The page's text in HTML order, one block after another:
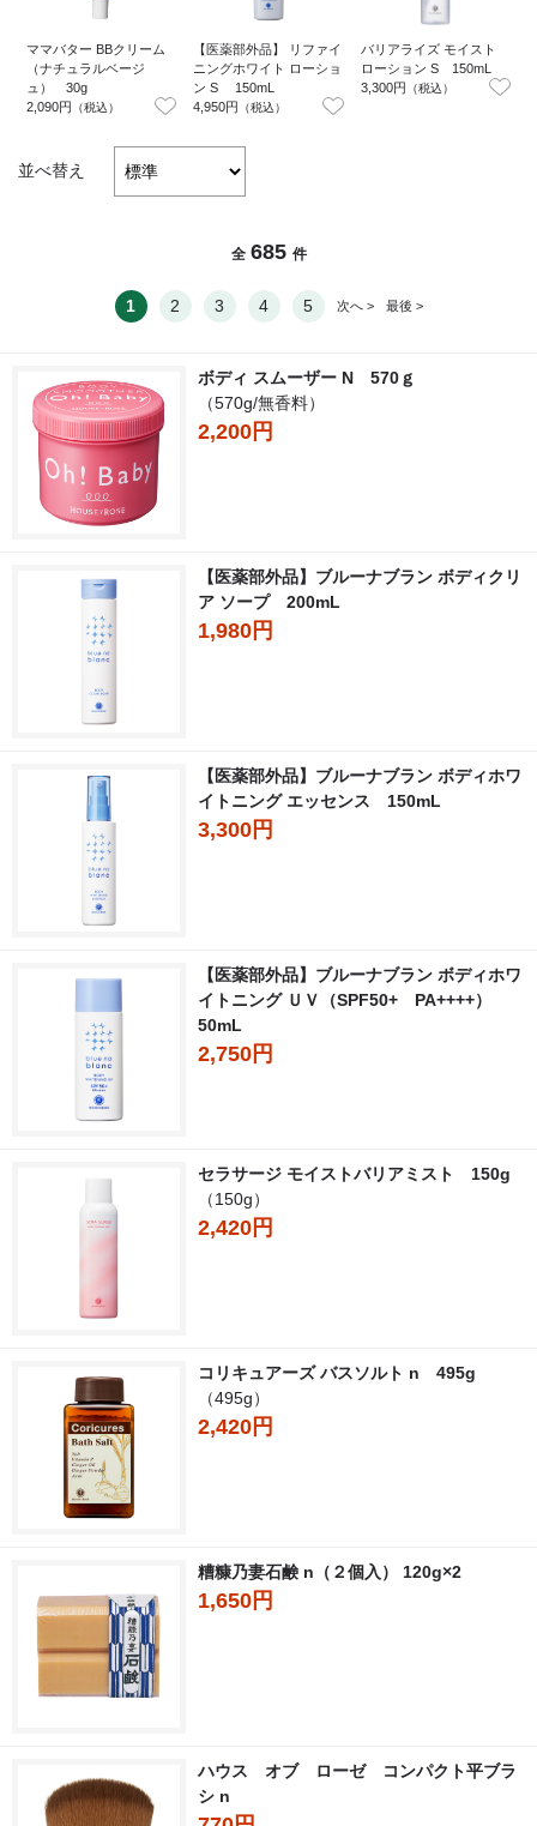
ママバター BBクリーム
（ナチュラルベージ
ュ） 30g
2,090円 （税込）
【医薬部外品】 リファイ
ニングホワイト ローショ
ン S 150mL
4,950円
（税込）
バリアライズ モイスト
ローション S 150mL
3,300円 （税込）
並べ替え
全 685 件
1 2 3 4 5 次へ > 最後 >
ボディ スムーザー N 570ｇ
（570g/無香料）
2,200円
【医薬部外品】ブルーナブラン ボディクリ
ア ソープ 200mL
1,980円
【医薬部外品】ブルーナブラン ボディホワ
イトニング エッセンス 150mL
3,300円
【医薬部外品】ブルーナブラン ボディホワ
イトニング ＵＶ（SPF50+ PA++++）
50mL
2,750円
セラサージ モイストバリアミスト 150g
（150g）
2,420円
コリキュアーズ バスソルト n 495g
（495g）
2,420円
糟糠乃妻石鹸 n（２個入） 120g×2
1,650円
ハウス オブ ローゼ コンパクト平ブラ
シ n